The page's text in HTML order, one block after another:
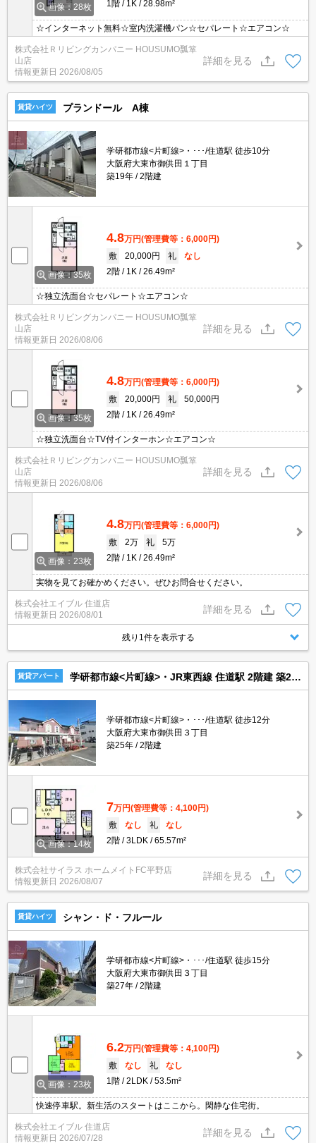
画像：28枚 1階 1K 28.98m²
☆インターネット無料☆室内洗濯機パン☆セパレート☆エアコン☆
株式会社Ｒリビングカンパニー HOUSUMO瓢箪
山店
情報更新日 2026/08/05
詳細を見る
賃貸ハイツ プランドール A棟
学研都市線<片町線>・･･･/住道駅 徒歩10分
大阪府大東市御供田１丁目
築19年
2階建
画像：35枚
4.8万円(管理費等：6,000円)
敷
20,000円 礼
なし
2階
1K 26.49m²
☆独立洗面台☆セパレート☆エアコン☆
株式会社Ｒリビングカンパニー HOUSUMO瓢箪
山店
情報更新日 2026/08/06
詳細を見る
画像：35枚
4.8万円(管理費等：6,000円)
敷
20,000円 礼
50,000円
2階
1K 26.49m²
☆独立洗面台☆TV付インターホン☆エアコン☆
株式会社Ｒリビングカンパニー HOUSUMO瓢箪
山店
情報更新日 2026/08/06
詳細を見る
画像：23枚
4.8万円(管理費等：6,000円)
敷
2万 礼
5万
2階
1K 26.49m²
実物を見てお確かめください。ぜひお問合せください。
株式会社エイブル 住道店
情報更新日 2026/08/01
詳細を見る
残り1件を表示する
賃貸アパート 学研都市線<片町線>・JR東西線 住道駅 2階建 築25年
学研都市線<片町線>・･･･/住道駅 徒歩12分
大阪府大東市御供田３丁目
築25年
2階建
画像：14枚
7万円(管理費等：4,100円)
敷
なし 礼
なし
2階
3LDK 65.57m²
株式会社サイラス ホームメイトFC平野店
情報更新日 2026/08/07
詳細を見る
賃貸ハイツ シャン・ド・フルール
学研都市線<片町線>・･･･/住道駅 徒歩15分
大阪府大東市御供田３丁目
築27年
2階建
画像：23枚
6.2万円(管理費等：4,100円)
敷
なし 礼
なし
1階
2LDK 53.5m²
快速停車駅。新生活のスタートはここから。閑静な住宅街。
株式会社エイブル 住道店
情報更新日 2026/07/28
詳細を見る